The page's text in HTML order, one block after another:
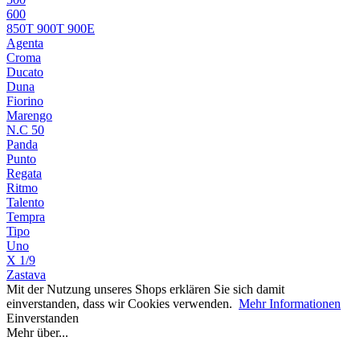
600
850T 900T 900E
Agenta
Croma
Ducato
Duna
Fiorino
Marengo
N.C 50
Panda
Punto
Regata
Ritmo
Talento
Tempra
Tipo
Uno
X 1/9
Zastava
Mit der Nutzung unseres Shops erklären Sie sich damit
einverstanden, dass wir Cookies verwenden. Mehr Informationen
Einverstanden
Mehr über...